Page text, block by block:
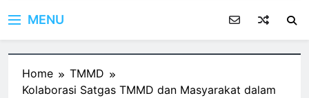
MENU
Home
TMMD
Kolaborasi Satgas TMMD dan Masyarakat dalam